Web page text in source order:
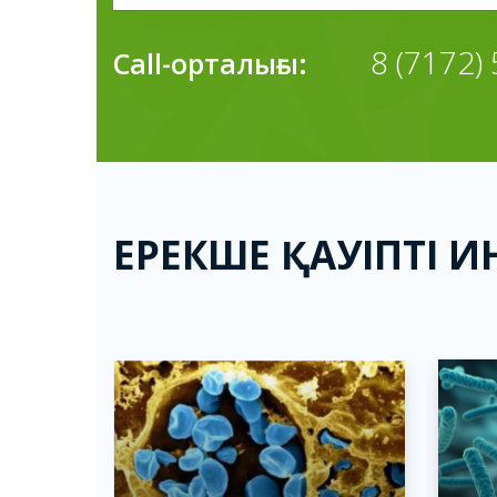
Call-орталығы: 8 (7172)
ЕРЕКШЕ ҚАУІПТІ